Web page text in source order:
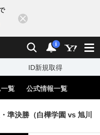
検索 通知
i
ID新規取得
覧 公式情報一覧
準決勝（白樺学園 vs 旭川